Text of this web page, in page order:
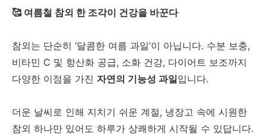
🥰 여름철 참외 한 조각이 건강을 바꾼다
참외는 단순히 ‘달콤한 여름 과일’이 아닙니다. 수분 보충,
비타민 C 및 항산화 공급, 소화 건강, 다이어트 보조까지
다양한 이점을 가진 자연의 기능성 과일입니다.
더운 날씨로 인해 지치기 쉬운 계절, 냉장고 속에 시원한
참외 하나만 있어도 하루가 상쾌하게 시작될 수 있답니다.